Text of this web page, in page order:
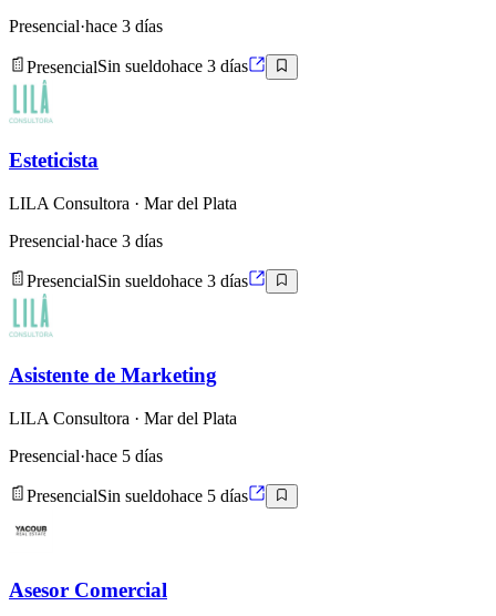
Presencial·hace 3 días
PresencialSin sueldohace 3 días
Esteticista
LILA Consultora · Mar del Plata
Presencial·hace 3 días
PresencialSin sueldohace 3 días
Asistente de Marketing
LILA Consultora · Mar del Plata
Presencial·hace 5 días
PresencialSin sueldohace 5 días
Asesor Comercial